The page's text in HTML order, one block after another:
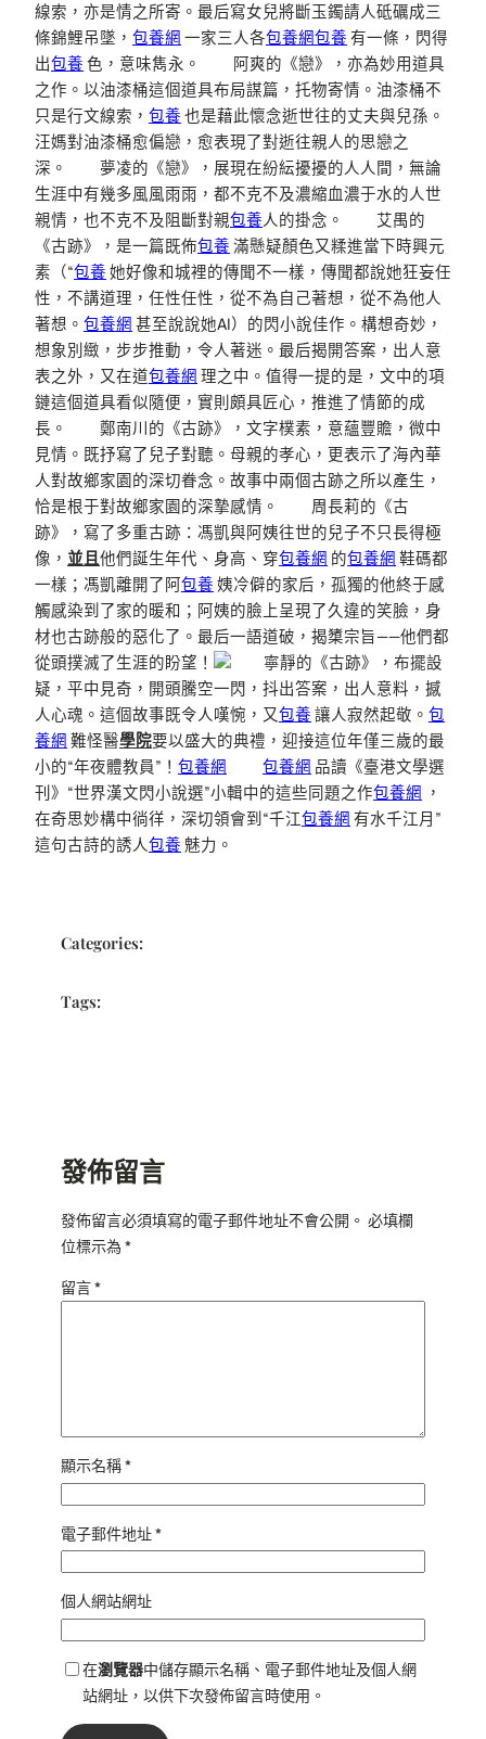
線索，亦是情之所寄。最后寫女兒將斷玉鐲請人砥礪成三
條錦鯉吊墜， 包養網 一家三人各包養網包養 有一條，閃得
出包養 色，意味雋永。 阿爽的《戀》，亦為妙用道具
之作。以油漆桶這個道具布局謀篇，托物寄情。油漆桶不
只是行文線索， 包養 也是藉此懷念逝世往的丈夫與兒孫。
汪媽對油漆桶愈偏戀，愈表現了對逝往親人的思戀之
深。 夢凌的《戀》，展現在紛紜擾擾的人人間，無論
生涯中有幾多風風雨雨，都不克不及濃縮血濃于水的人世
親情，也不克不及阻斷對親包養人的掛念。 艾禺的
《古跡》，是一篇既佈包養 滿懸疑顏色又糅進當下時興元
素（“包養 她好像和城裡的傳聞不一樣，傳聞都說她狂妄任
性，不講道理，任性任性，從不為自己著想，從不為他人
著想。 包養網 甚至說說她AI）的閃小說佳作。構想奇妙，
想象別緻，步步推動，令人著迷。最后揭開答案，出人意
表之外，又在道包養網 理之中。值得一提的是，文中的項
鏈這個道具看似隨便，實則頗具匠心，推進了情節的成
長。 鄭南川的《古跡》，文字樸素，意蘊豐贍，微中
見情。既抒寫了兒子對聽。母親的孝心，更表示了海內華
人對故鄉家園的深切眷念。故事中兩個古跡之所以產生，
恰是根于對故鄉家園的深摯感情。 周長莉的《古
跡》，寫了多重古跡：馮凱與阿姨往世的兒子不只長得極
像， 並且他們誕生年代、身高、穿包養網 的包養網 鞋碼都
一樣；馮凱離開了阿包養 姨冷僻的家后，孤獨的他終于感
觸感染到了家的暖和；阿姨的臉上呈現了久違的笑臉，身
材也古跡般的惡化了。最后一語道破，揭橥宗旨——他們都
從頭撲滅了生涯的盼望！
寧靜的《古跡》，布擺設
疑，平中見奇，開頭騰空一閃，抖出答案，出人意料，撼
人心魂。這個故事既令人嘆惋，又包養 讓人寂然起敬。 包
養網 難怪醫學院要以盛大的典禮，迎接這位年僅三歲的最
小的“年夜體教員”！ 包養網 包養網 品讀《臺港文學選
刊》“世界漢文閃小說選”小輯中的這些同題之作包養網 ，
在奇思妙構中徜徉，深切領會到“千江包養網 有水千江月”
這句古詩的誘人包養 魅力。
Categories:
Tags:
發佈留言
發佈留言必須填寫的電子郵件地址不會公開。 必填欄
位標示為*
留言*
顯示名稱*
電子郵件地址*
個人網站網址
在瀏覽器中儲存顯示名稱、電子郵件地址及個人網
站網址，以供下次發佈留言時使用。